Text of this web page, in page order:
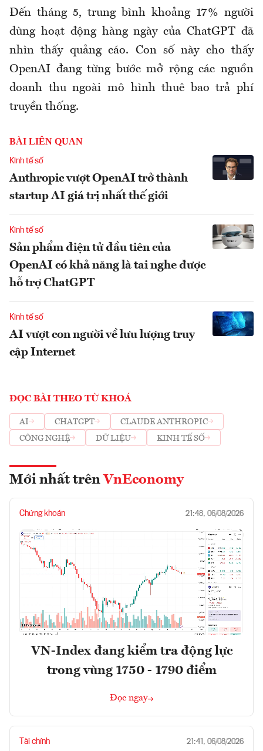
Đến tháng 5, trung bình khoảng 17% người
dùng hoạt động hàng ngày của ChatGPT đã
nhìn thấy quảng cáo. Con số này cho thấy
OpenAI đang từng bước mở rộng các nguồn
doanh thu ngoài mô hình thuê bao trả phí
truyền thống.
BÀI LIÊN QUAN
Kinh tế số
Anthropic vượt OpenAI trở thành
startup AI giá trị nhất thế giới
Kinh tế số
Sản phẩm điện tử đầu tiên của
OpenAI có khả năng là tai nghe được
hỗ trợ ChatGPT
Kinh tế số
AI vượt con người về lưu lượng truy
cập Internet
ĐỌC BÀI THEO TỪ KHOÁ
AI CHATGPT
CLAUDE ANTHROPIC
CÔNG NGHỆ
DỮ LIỆU KINH TẾ SỐ
Mới nhất trên VnEconomy
Chứng khoán 21:48, 06/08/2026
VN-Index đang kiểm tra động lực
trong vùng 1750 - 1790 điểm
Đọc ngay
Tài chính 21:41, 06/08/2026